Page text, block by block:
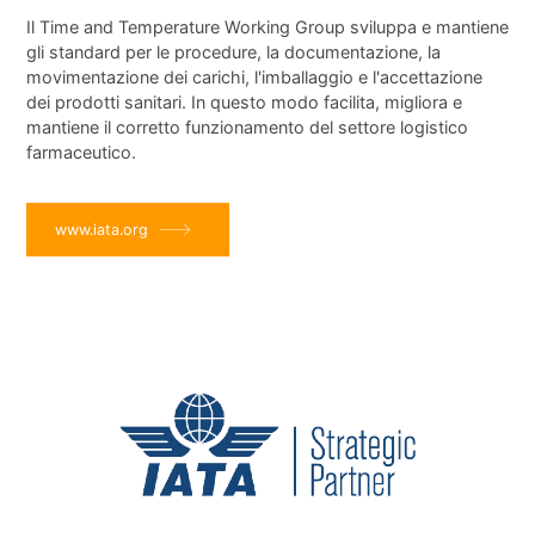
Il Time and Temperature Working Group sviluppa e mantiene
gli standard per le procedure, la documentazione, la
movimentazione dei carichi, l'imballaggio e l'accettazione
dei prodotti sanitari. In questo modo facilita, migliora e
mantiene il corretto funzionamento del settore logistico
farmaceutico.
www.iata.org